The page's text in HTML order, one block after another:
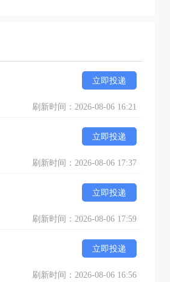
立即投递
刷新时间：2026-08-06 16:21
立即投递
刷新时间：2026-08-06 17:37
立即投递
刷新时间：2026-08-06 17:59
立即投递
刷新时间：2026-08-06 16:56